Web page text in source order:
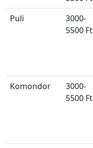
Puli
3000-
5500 Ft
Komondor
3000-
5500 Ft